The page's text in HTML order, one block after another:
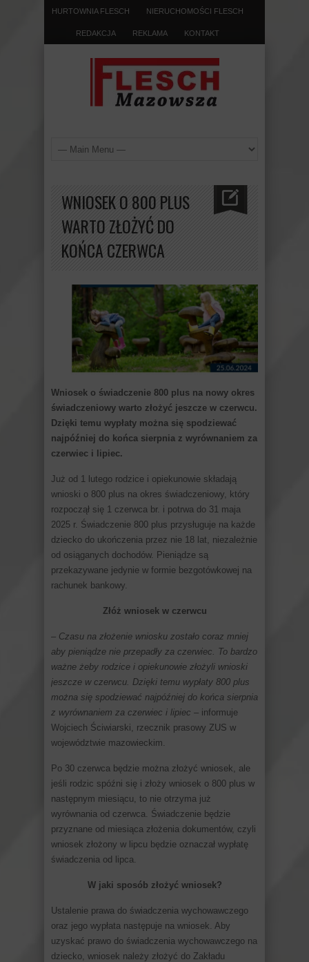
HURTOWNIA FLESCH NIERUCHOMOŚCI FLESCH
REDAKCJA REKLAMA KONTAKT
WNIOSEK O 800 PLUS
WARTO ZŁOŻYĆ DO
KOŃCA CZERWCA
Wniosek o świadczenie 800 plus na nowy okres
świadczeniowy warto złożyć jeszcze w czerwcu.
Dzięki temu wypłaty można się spodziewać
najpóźniej do końca sierpnia z wyrównaniem za
czerwiec i lipiec.
Już od 1 lutego rodzice i opiekunowie składają
wnioski o 800 plus na okres świadczeniowy, który
rozpoczął się 1 czerwca br. i potrwa do 31 maja
2025 r. Świadczenie 800 plus przysługuje na każde
dziecko do ukończenia przez nie 18 lat, niezależnie
od osiąganych dochodów. Pieniądze są
przekazywane jedynie w formie bezgotówkowej na
rachunek bankowy.
Złóż wniosek w czerwcu
– Czasu na złożenie wniosku zostało coraz mniej
aby pieniądze nie przepadły za czerwiec. To bardzo
ważne żeby rodzice i opiekunowie złożyli wnioski
jeszcze w czerwcu. Dzięki temu wypłaty 800 plus
można się spodziewać najpóźniej do końca sierpnia
z wyrównaniem za czerwiec i lipiec – informuje
Wojciech Ściwiarski, rzecznik prasowy ZUS w
województwie mazowieckim.
Po 30 czerwca będzie można złożyć wniosek, ale
jeśli rodzic spóźni się i złoży wniosek o 800 plus w
następnym miesiącu, to nie otrzyma już
wyrównania od czerwca. Świadczenie będzie
przyznane od miesiąca złożenia dokumentów, czyli
wniosek złożony w lipcu będzie oznaczał wypłatę
świadczenia od lipca.
W jaki sposób złożyć wniosek?
Ustalenie prawa do świadczenia wychowawczego
oraz jego wypłata następuje na wniosek. Aby
uzyskać prawo do świadczenia wychowawczego na
dziecko, wniosek należy złożyć do Zakładu